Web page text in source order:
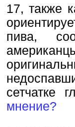
17, также
пива,
сетчатке
мнение?